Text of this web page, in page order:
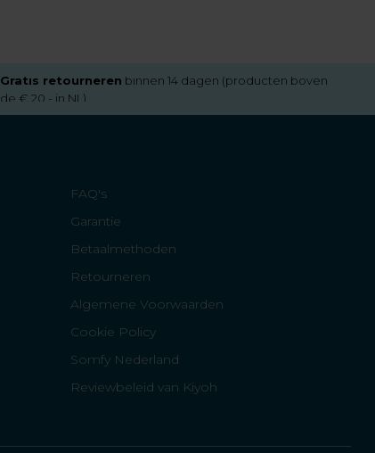
Gratis retourneren binnen 14 dagen (producten boven
de € 20,- in NL)
FAQ's
Garantie
Betaalmethoden
Retourneren
Algemene Voorwaarden
Cookie Policy
Somfy Nederland
Reviewbeleid van Kiyoh